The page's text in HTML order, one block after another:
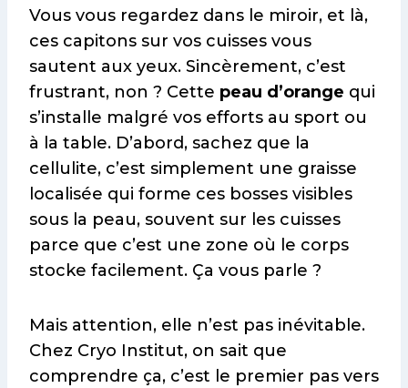
Vous vous regardez dans le miroir, et là,
ces capitons sur vos cuisses vous
sautent aux yeux. Sincèrement, c’est
frustrant, non ? Cette peau d’orange qui
s’installe malgré vos efforts au sport ou
à la table. D’abord, sachez que la
cellulite, c’est simplement une graisse
localisée qui forme ces bosses visibles
sous la peau, souvent sur les cuisses
parce que c’est une zone où le corps
stocke facilement. Ça vous parle ?
Mais attention, elle n’est pas inévitable.
Chez Cryo Institut, on sait que
comprendre ça, c’est le premier pas vers